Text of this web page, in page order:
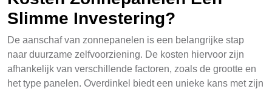
Slimme Investering?
De aanschaf van zonnepanelen is een belangrijke stap
naar duurzame zelfvoorziening. De kosten hiervoor zijn
afhankelijk van verschillende factoren, zoals de grootte en
het type panelen. Overdinkel biedt een unieke kans met zijn